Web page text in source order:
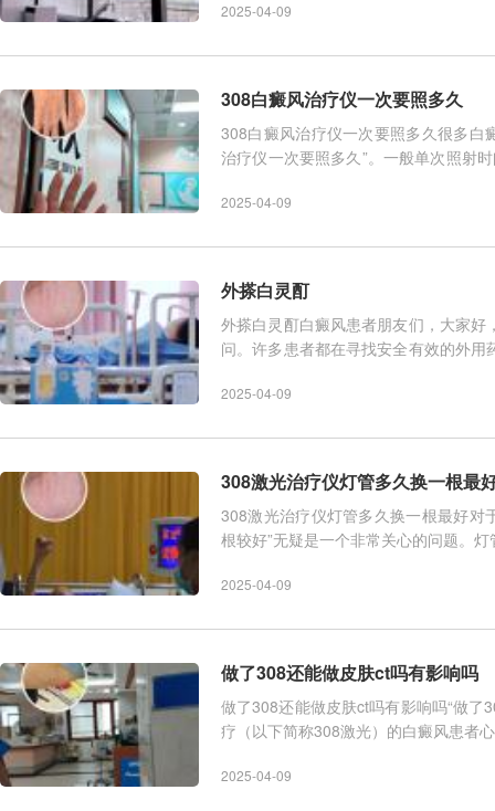
2025-04-09
308白癜风治疗仪一次要照多久
308白癜风治疗仪一次要照多久很多白
治疗仪一次要照多久”。一般单次照射
2025-04-09
外搽白灵酊
外搽白灵酊白癜风患者朋友们，大家
问。许多患者都在寻找安全有效的外
2025-04-09
308激光治疗仪灯管多久换一根最
308激光治疗仪灯管多久换一根最好对
根较好”无疑是一个非常关心的问题。
2025-04-09
做了308还能做皮肤ct吗有影响吗
做了308还能做皮肤ct吗有影响吗“做
疗（以下简称308激光）的白癜风患者
2025-04-09